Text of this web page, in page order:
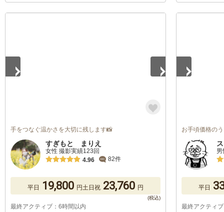
手をつなぐ温かさを大切に残します📸
すぎもと まりえ
女性 撮影実績123回
4.96
82件
平日 19,800 円土日祝 23,760 円
最終アクティブ：6時間以内
お手頃価格の
平日
最終アクティ